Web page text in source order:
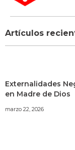
Artículos
Externalidades
en Madre de Dios
marzo 22, 2026